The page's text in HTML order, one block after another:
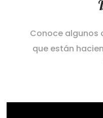
Conoce algunos
que están